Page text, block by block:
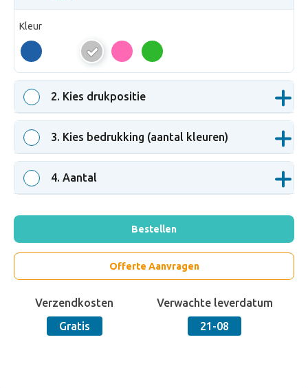
Kleur
PLAT
2. Kies drukpositie
3. Kies bedrukking (aantal kleuren)
4. Aantal
Bestellen
Offerte Aanvragen
Verzendkosten
Gratis
Verwachte leverdatum
21-08